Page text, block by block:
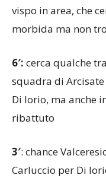
vispo in area, che
morbida ma non
6′: cerca qualche
squadra di
Di Iorio, ma anche
ribattuto
3′: chance
Carluccio per Di